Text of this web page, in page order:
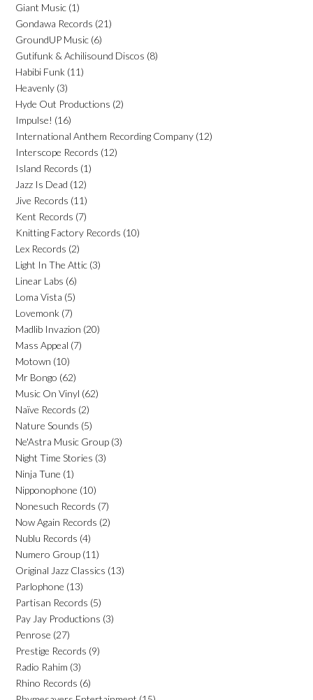
Giant Music (1)
Gondawa Records (21)
GroundUP Music (6)
Gutifunk & Achilisound Discos (8)
Habibi Funk (11)
Heavenly (3)
Hyde Out Productions (2)
Impulse! (16)
International Anthem Recording Company (12)
Interscope Records (12)
Island Records (1)
Jazz Is Dead (12)
Jive Records (11)
Kent Records (7)
Knitting Factory Records (10)
Lex Records (2)
Light In The Attic (3)
Linear Labs (6)
Loma Vista (5)
Lovemonk (7)
Madlib Invazion (20)
Mass Appeal (7)
Motown (10)
Mr Bongo (62)
Music On Vinyl (62)
Naïve Records (2)
Nature Sounds (5)
Ne'Astra Music Group (3)
Night Time Stories (3)
Ninja Tune (1)
Nipponophone (10)
Nonesuch Records (7)
Now Again Records (2)
Nublu Records (4)
Numero Group (11)
Original Jazz Classics (13)
Parlophone (13)
Partisan Records (5)
Pay Jay Productions (3)
Penrose (27)
Prestige Records (9)
Radio Rahim (3)
Rhino Records (6)